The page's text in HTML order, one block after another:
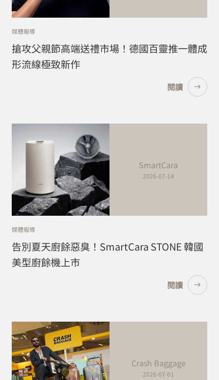
媒體報導
搶攻父親節高端送禮市場！德國百靈推一體成
形流線極致新作
閱讀
SmartCara
2026-07-14
媒體報導
告別夏天廚餘惡臭！SmartCara STONE 韓國
美型廚餘機上市
閱讀
Crash Baggage
2026-07-01